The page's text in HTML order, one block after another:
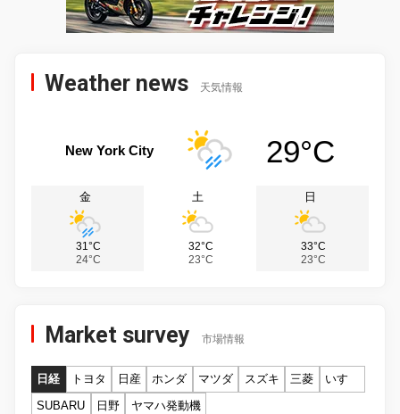
Weather news 天気情報
New York City 29°C
金
31°C
24°C
土
32°C
23°C
日
33°C
23°C
Market survey 市場情報
日経 トヨタ 日産 ホンダ マツダ スズキ 三菱
いすゞ
SUBARU
日野 ヤマハ発動機